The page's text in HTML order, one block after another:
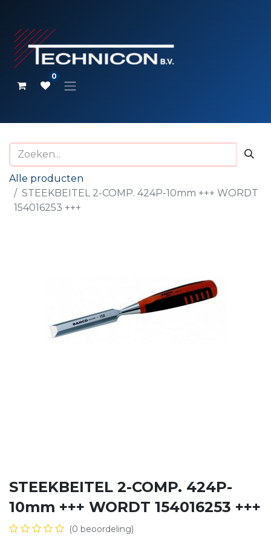
0
Alle producten
STEEKBEITEL 2-COMP. 424P-10mm +++ WORDT
154016253 +++
STEEKBEITEL 2-COMP. 424P-
10mm +++ WORDT 154016253 +++
(0 beoordeling)